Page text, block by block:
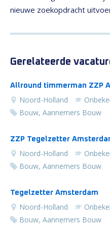
nieuwe zoekopdracht
Gerelateerde
Allround timmerman ZZP
Noord-Holland
Bouw, Aannemers Bouw
ZZP Tegelzetter
Noord-Holland
Bouw, Aannemers Bouw
Tegelzetter Amsterdam
Noord-Holland
Bouw, Aannemers Bouw